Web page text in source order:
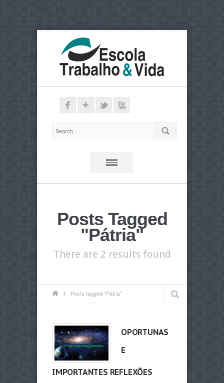
Posts Tagged
"Pátria"
There are 2 results found
Posts tagged "Pátria"
OPORTUNAS
E
IMPORTANTES REFLEXÕES